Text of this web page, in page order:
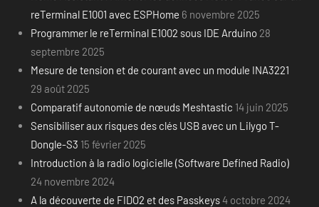
reTerminal E1001 avec ESPHome 6 novembre 2025
Programmer le reTerminal E1002 sous IDE Arduino 28
septembre 2025
Mesure de tension et de courant avec un module INA3221
29 août 2025
Comparatif autonomie de nœuds Meshtastic 14 juin 2025
Sensibiliser aux risques des clés USB avec un Lilygo T-
Dongle-S3 15 février 2025
Introduction à la radio logicielle (Software Defined Radio)
24 novembre 2024
A la découverte de FIDO2 et des Passkeys4 octobre 2024